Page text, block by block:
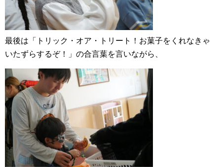
最後は「トリック・オア・トリート！お菓子をくれなきゃ
いたずらするぞ！」の合言葉を言いながら、